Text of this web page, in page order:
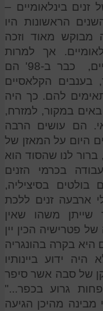
בינלאומיים –
הראשונות היו
מבוקש מאוד וזכה
אך למרות
הפריחה בעסקי הזנים הבינלאומיים, כבר ב-98' הם
בענבים הקלאסיים
להם. כך היה
במקור, למזרח,
הם עושים הרבה
היום על המאזן של
ברור לנו שהסוד הוא
בכרמי הזנים
ומשהו זנים בולטים בסיציליה,
ארבעה זנים ללכת
משהו שאין
פטרישיה הכין יין
היא בקרה בהונגריה
ידוע ביינותיו
של סבה אשר סיפר
גרוע בכפר..."
מהיכן הגיעה